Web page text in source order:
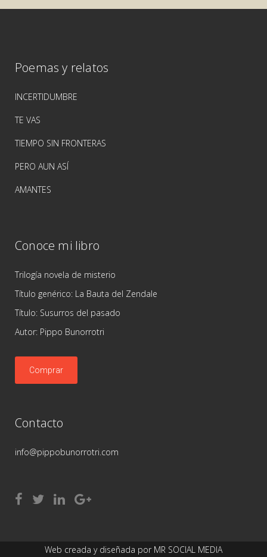
Poemas y relatos
INCERTIDUMBRE
TE VAS
TIEMPO SIN FRONTERAS
PERO AUN ASÍ
AMANTES
Conoce mi libro
Trilogía novela de misterio
Título genérico: La Bauta del Zendale
Título: Susurros del pasado
Autor: Pippo Bunorrotri
Comprar
Contacto
info@pippobunorrotri.com
Web creada y diseñada por MR SOCIAL MEDIA